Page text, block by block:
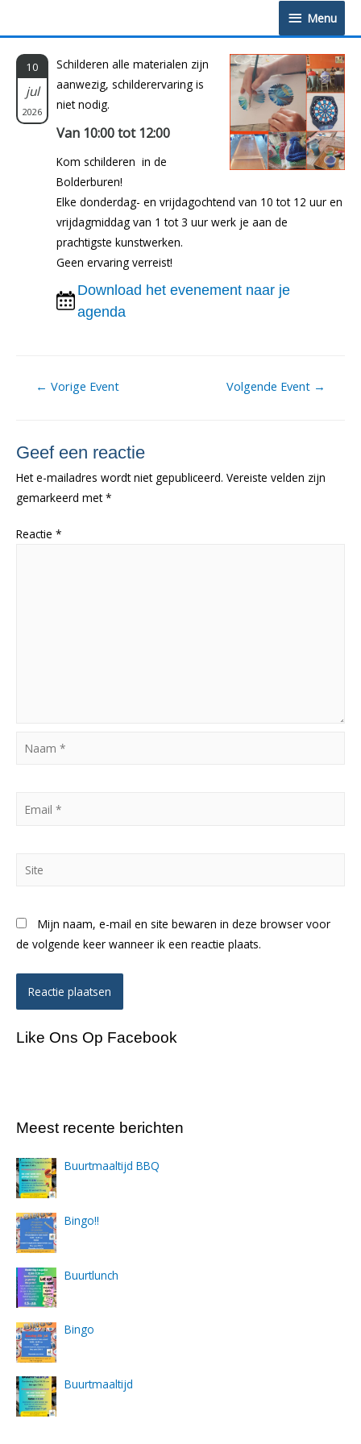
Menu
Menu
10
jul
2026
Schilderen alle materialen zijn
aanwezig, schilderervaring is
niet nodig.
Van 10:00 tot 12:00
Kom schilderen in de
Bolderburen!
Elke donderdag- en vrijdagochtend van 10 tot 12 uur en
vrijdagmiddag van 1 tot 3 uur werk je aan de
prachtigste kunstwerken.
Geen ervaring verreist!
Download het evenement naar je
agenda
Berichtnavigatie
← Vorige Event Volgende Event →
Geef een reactie
Het e-mailadres wordt niet gepubliceerd. Vereiste velden zijn
gemarkeerd met*
Reactie *
Naam
Mijn naam, e-mail en site bewaren in deze browser voor
de volgende keer wanneer ik een reactie plaats.
Like Ons Op Facebook
Meest recente berichten
Buurtmaaltijd BBQ
Bingo!!
Buurtlunch
Bingo
Buurtmaaltijd